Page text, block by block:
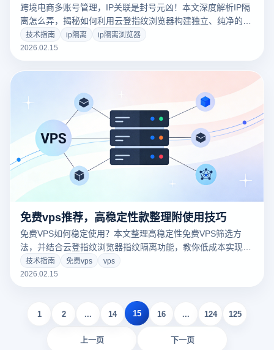
跨境电商多账号管理，IP关联是封号元凶！本文深度解析IP隔
离怎么弄，揭秘如何利用云登指纹浏览器构建独立、纯净的网
络出口。通过物理级指纹隔离与多IP配置技术，彻底解决账号
关联风险。点击获取专业的IP隔离解决方案！
技术指南 ip隔离
ip隔离浏览器
2026.02.15
免费vps推荐，高稳定性款整理附使用技巧
免费VPS如何稳定使用？本文整理高稳定性免费VPS筛选方
法，并结合云登指纹浏览器指纹隔离功能，教你低成本实现安
全多账号环境。
技术指南 免费vps
vps
2026.02.15
上一页
1 2 ... 14 15 16 ... 124 125
下一页